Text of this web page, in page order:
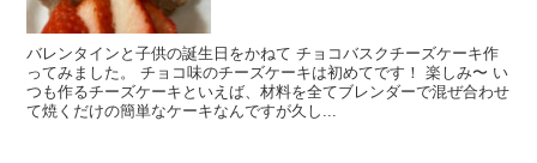
バレンタインと子供の誕生日をかねて チョコバスクチーズケーキ作
ってみました。 チョコ味のチーズケーキは初めてです！ 楽しみ〜 い
つも作るチーズケーキといえば、材料を全てブレンダーで混ぜ合わせ
て焼くだけの簡単なケーキなんですが久し...